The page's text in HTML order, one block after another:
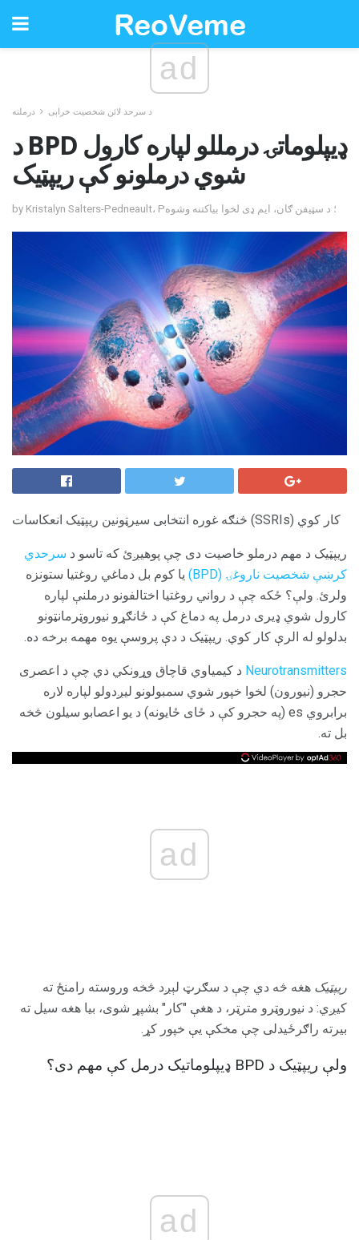
ad
د سرحد لائن شخصیت خرابی درملنه
د BPD ډیپلوماتۍ درمللو لپاره کارول
شوي درملونو کې ریپټیک
by Kristalyn Salters-Pedneault، P؛ د سټیفن ګان، ایم ډی لخوا بیاکتنه وشوه
څنګه غوره انتخابی سیرټونین ریپټیک انعکاسات (SSRIs) کار کوي
ریپټیک د مهم درملو خاصیت دی چې پوهیږئ که تاسو د سرحدي
کرښې شخصیت ناروغۍ (BPD)
یا کوم بل دماغي روغتیا ستونزه
ولرئ. ولې؟ ځکه چې د رواني روغتیا اختالفونو درملنې لپاره
کارول شوي ډیری درمل په دماغ کې د ځانګړو نیوروټرمانټونو
بدلولو له الرې کار کوي. ریپټیک د دې پروسې یوه مهمه برخه ده.
Neurotransmitters د کیمیاوي قاچاق وړونکي دي چې د اعصری
حجرو (نیورون) لخوا خپور شوي سمبولونو لیږدولو لپاره لاره
برابروي es (په حجرو کې د ځای ځایونه) د یو اعصابو سیلون څخه
بل ته.
ad
ریپټیک هغه څه دي چې د سګرټ لېږد څخه وروسته رامنځ ته
کیږي: د نیوروټرو مترټر، د هغې "کار" بشپړ شوی، بیا هغه سیل ته
بیرته راګرځیدلی چې مخکې یې خپور کړ.
ولې ریپټیک د BPD ډیپلوماتیک درمل کې مهم دی؟
ad